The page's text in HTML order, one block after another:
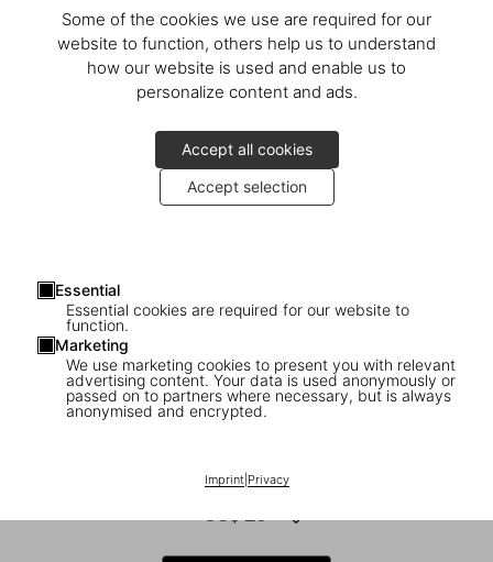
Some of the cookies we use are required for our
website to function, others help us to understand
how our website is used and enable us to
personalize content and ads.
Accept all cookies
Accept selection
Essential
Essential cookies are required for our website to
function.
Marketing
We use marketing cookies to present you with relevant
advertising content. Your data is used anonymously or
passed on to partners where necessary, but is always
anonymised and encrypted.
Imprint| Privacy
1/8
Araki. Tokyo Lucky Hole